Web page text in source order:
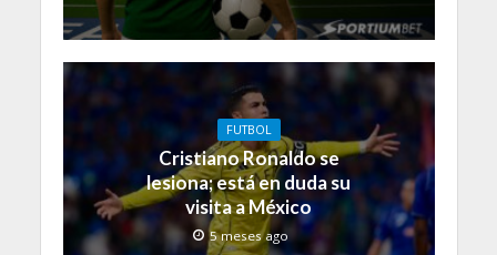
FUTBOL
Cristiano Ronaldo se
lesiona; está en duda su
visita a México
5 meses ago